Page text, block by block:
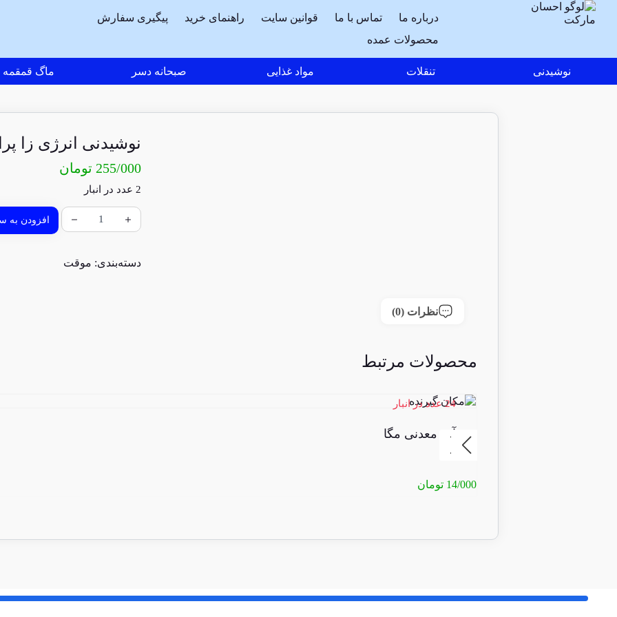
درباره ما تماس با ما قوانین سایت راهنمای خرید
پیگیری سفارش
محصولات عمده
نوشیدنی تنقلات مواد غذایی صبحانه دسر ماگ قمقمه
نوشیدنی انرژی زا
255/000 تومان
2 عدد در انبار
افزودن به
دسته‌بندی: موقت
نظرات (0)
محصولات مرتبط
24 عدد در انبار
آب معدنی مگا
14/000 تومان